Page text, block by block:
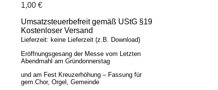
1,00 €
Umsatzsteuerbefreit gemäß UStG §19
Kostenloser Versand
Lieferzeit: keine Lieferzeit (z.B. Download)
Eröffnungsgesang der Messe vom Letzten
Abendmahl am Gründonnerstag
und am Fest Kreuzerhöhung – Fassung für
gem.Chor, Orgel, Gemeinde